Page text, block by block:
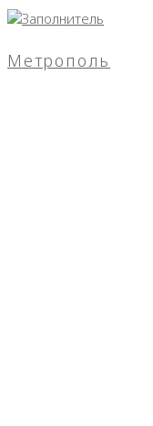
Метрополь